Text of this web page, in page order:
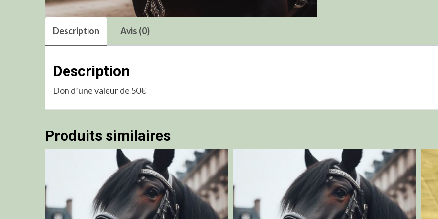
Description Avis (0)
Description
Don d’une valeur de 50€
Produits similaires